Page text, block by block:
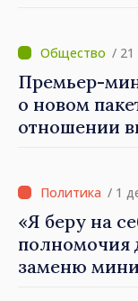
экономики:
министр
посетил
/ 21
Премьер-
о новом
отношении
/ 1
«Я беру на
полномочия
заменю